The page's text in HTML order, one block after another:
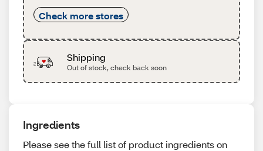
Check more stores
Shipping
Out of stock, check back soon
Ingredients
Please see the full list of product ingredients on